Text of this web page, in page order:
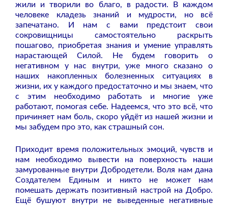
жили и творили во благо, в радости. В каждом
человеке кладезь знаний и мудрости, но всё
запечатано. И нам с вами предстоит свои
сокровищницы самостоятельно раскрыть
пошагово, приобретая знания и умение управлять
нарастающей Силой. Не будем говорить о
негативном у нас внутри, уже много сказано о
наших накопленных болезненных ситуациях в
жизни, их у каждого предостаточно и мы знаем, что
с этим необходимо работать и многие уже
работают, помогая себе. Надеемся, что это всё, что
причиняет нам боль, скоро уйдёт из нашей жизни и
мы забудем про это, как страшный сон.
Приходит время положительных эмоций, чувств и
нам необходимо вывести на поверхность наши
замурованные внутри Добродетели. Воля нам дана
Создателем Единым и никто не может нам
помешать держать позитивный настрой на Добро.
Ещё бушуют внутри не выведенные негативные